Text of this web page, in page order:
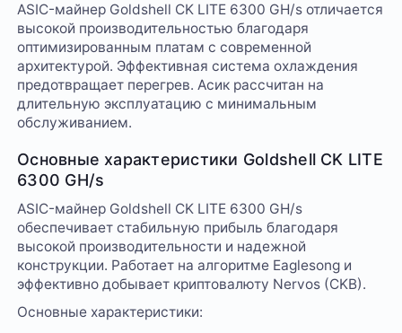
ASIC-майнер Goldshell CK LITE 6300 GH/s отличается
высокой производительностью благодаря
оптимизированным платам с современной
архитектурой. Эффективная система охлаждения
предотвращает перегрев. Асик рассчитан на
длительную эксплуатацию с минимальным
обслуживанием.
Основные характеристики Goldshell CK LITE
6300 GH/s
ASIC-майнер Goldshell CK LITE 6300 GH/s
обеспечивает стабильную прибыль благодаря
высокой производительности и надежной
конструкции. Работает на алгоритме Eaglesong и
эффективно добывает криптовалюту Nervos (CKB).
Основные характеристики: